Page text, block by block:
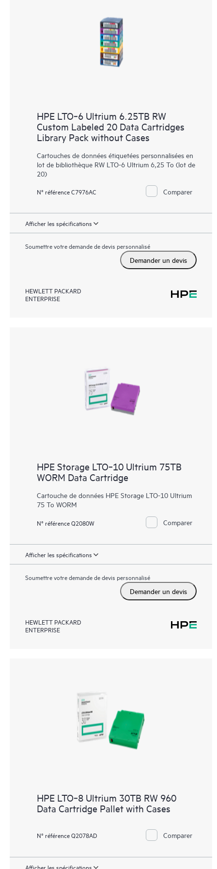
HPE LTO‑6 Ultrium 6.25TB RW
Custom Labeled 20 Data Cartridges
Library Pack without Cases
Cartouches de données étiquetées personnalisées en
lot de bibliothèque RW LTO-6 Ultrium 6,25 To (lot de
20)
N° référence C7976AC Comparer
Afficher les spécifications
Soumettre votre demande de devis personnalisé
Demander un devis
HEWLETT PACKARD
ENTERPRISE
HPE Storage LTO‑10 Ultrium 75TB
WORM Data Cartridge
Cartouche de données HPE Storage LTO-10 Ultrium
75 To WORM
N° référence Q2080W Comparer
Afficher les spécifications
Soumettre votre demande de devis personnalisé
Demander un devis
HEWLETT PACKARD
ENTERPRISE
HPE LTO‑8 Ultrium 30TB RW 960
Data Cartridge Pallet with Cases
N° référence Q2078AD Comparer
Afficher les spécifications